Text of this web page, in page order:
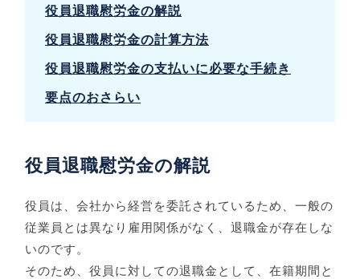
役員退職慰労金の解説
役員退職慰労金の計算方法
役員退職慰労金の支払いに必要な手続き
要点のおさらい
役員退職慰労金の解説
役員は、会社から経営を委託されているため、一般の
従業員とは異なり雇用関係がなく、退職金が存在しな
いのです。
そのため、役員に対しての退職金として、在籍期間と